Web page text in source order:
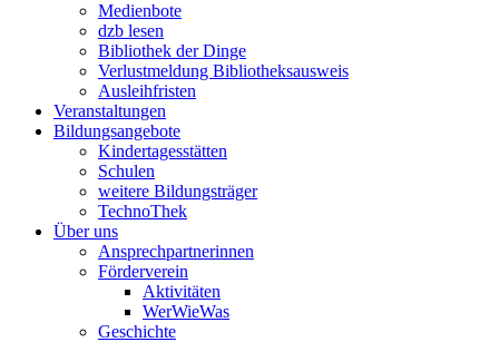
Medienbote
dzb lesen
Bibliothek der Dinge
Verlustmeldung Bibliotheksausweis
Ausleihfristen
Veranstaltungen
Bildungsangebote
Kindertagesstätten
Schulen
weitere Bildungsträger
TechnoThek
Über uns
Ansprechpartnerinnen
Förderverein
Aktivitäten
WerWieWas
Geschichte